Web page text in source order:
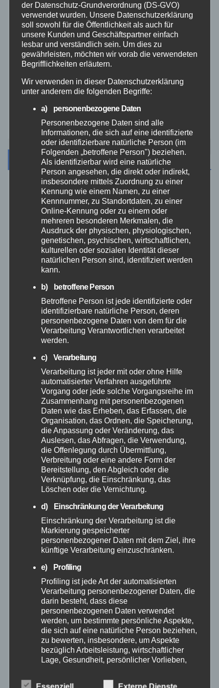
THW
Veranstaltungen
Video
Westerwald
Archiv
August 2026
Juli 2026
Juni 2026
Mai 2026
April 2026
März 2026
Februar 2026
Januar 2026
Dezember 2025
November 2025
Oktober 2025
September 2025
August 2025
Juli 2025
Juni 2025
Mai 2025
April 2025
März 2025
Februar 2025
Januar 2025
der Datenschutz-Grundverordnung (DS-GVO)
verwendet wurden. Unsere Datenschutzerklärung
soll sowohl für die Öffentlichkeit als auch für
unsere Kunden und Geschäftspartner einfach
lesbar und verständlich sein. Um dies zu
gewährleisten, möchten wir vorab die verwendeten
Begrifflichkeiten erläutern.
Wir verwenden in dieser Datenschutzerklärung
unter anderem die folgenden Begriffe:
a) personenbezogene Daten
Personenbezogene Daten sind alle
Informationen, die sich auf eine identifizierte
oder identifizierbare natürliche Person (im
Folgenden „betroffene Person") beziehen.
Als identifizierbar wird eine natürliche
Person angesehen, die direkt oder indirekt,
insbesondere mittels Zuordnung zu einer
Kennung wie einem Namen, zu einer
Kennnummer, zu Standortdaten, zu einer
Online-Kennung oder zu einem oder
mehreren besonderen Merkmalen, die
Ausdruck der physischen, physiologischen,
genetischen, psychischen, wirtschaftlichen,
kulturellen oder sozialen Identität dieser
natürlichen Person sind, identifiziert werden
kann.
b) betroffene Person
Betroffene Person ist jede identifizierte oder
identifizierbare natürliche Person, deren
personenbezogene Daten von dem für die
Verarbeitung Verantwortlichen verarbeitet
werden.
c) Verarbeitung
Verarbeitung ist jeder mit oder ohne Hilfe
automatisierter Verfahren ausgeführte
Vorgang oder jede solche Vorgangsreihe im
Zusammenhang mit personenbezogenen
Daten wie das Erheben, das Erfassen, die
Organisation, das Ordnen, die Speicherung,
die Anpassung oder Veränderung, das
Auslesen, das Abfragen, die Verwendung,
die Offenlegung durch Übermittlung,
Verbreitung oder eine andere Form der
Bereitstellung, den Abgleich oder die
Verknüpfung, die Einschränkung, das
Löschen oder die Vernichtung.
d) Einschränkung der Verarbeitung
Einschränkung der Verarbeitung ist die
Markierung gespeicherter
personenbezogener Daten mit dem Ziel, ihre
künftige Verarbeitung einzuschränken.
e) Profiling
Profiling ist jede Art der automatisierten
Verarbeitung personenbezogener Daten, die
darin besteht, dass diese
personenbezogenen Daten verwendet
werden, um bestimmte persönliche Aspekte,
die sich auf eine natürliche Person beziehen,
zu bewerten, insbesondere, um Aspekte
bezüglich Arbeitsleistung, wirtschaftlicher
Lage, Gesundheit, persönlicher Vorlieben,
Aufenthaltsort oder Ortswechsel dieser
Essenziell Externe Dienste